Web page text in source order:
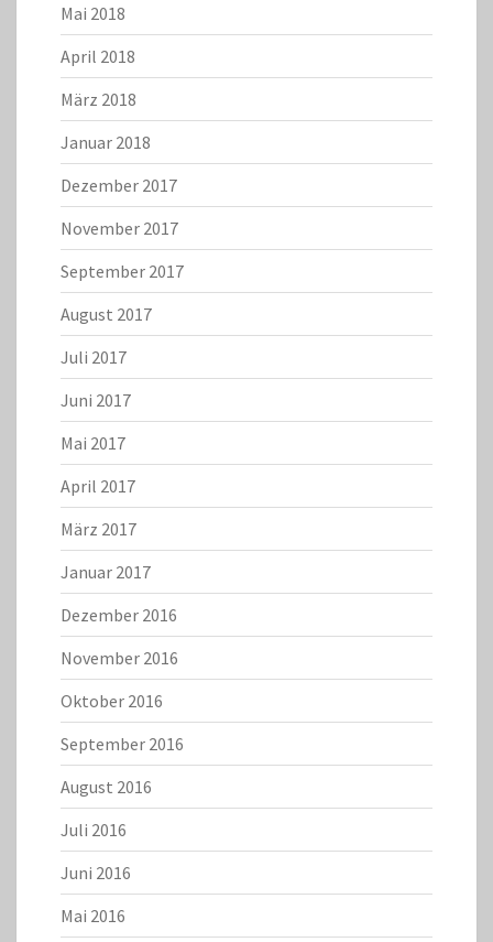
Mai 2018
April 2018
März 2018
Januar 2018
Dezember 2017
November 2017
September 2017
August 2017
Juli 2017
Juni 2017
Mai 2017
April 2017
März 2017
Januar 2017
Dezember 2016
November 2016
Oktober 2016
September 2016
August 2016
Juli 2016
Juni 2016
Mai 2016